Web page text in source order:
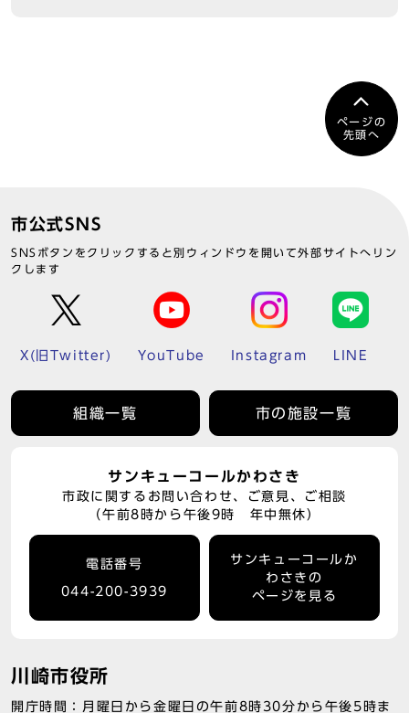
ページの
先頭へ
市公式SNS
SNSボタンをクリックすると別ウィンドウを開いて外部サイトへリン
クします
X(旧Twitter) YouTube Instagram LINE
組織一覧 市の施設一覧
サンキューコールかわさき
市政に関するお問い合わせ、ご意見、ご相談
（午前8時から午後9時 年中無休）
電話番号
044-200-3939
サンキューコールか
わさきの
ページを見る
川崎市役所
開庁時間：月曜日から金曜日の午前8時30分から午後5時ま